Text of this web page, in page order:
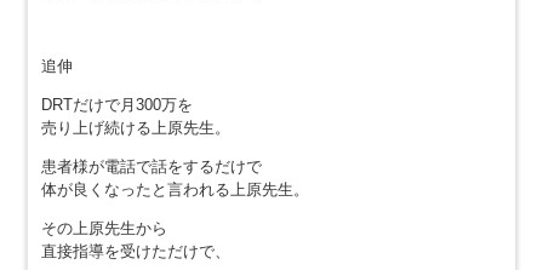
追伸
DRTだけで月300万を
売り上げ続ける上原先生。
患者様が電話で話をするだけで
体が良くなったと言われる上原先生。
その上原先生から
直接指導を受けただけで、